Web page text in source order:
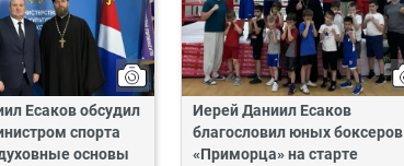
Есаков обсудил
спорта
основы
Иерей Даниил Есаков
благословил юных боксеров
«Приморца» на старте